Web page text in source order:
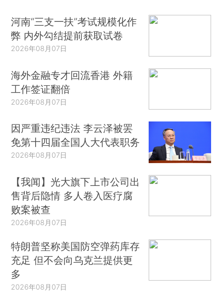
河南“三支一扶”考试规模化作
弊 内外勾结提前获取试卷
2026年08月07日
海外金融专才回流香港 外籍
工作签证翻倍
2026年08月07日
因严重违纪违法 李云泽被罢
免第十四届全国人大代表职务
2026年08月07日
【我闻】光大旗下上市公司出
售背后隐情 多人卷入医疗腐
败案被查
2026年08月07日
特朗普坚称美国防空弹药库存
充足 但不会向乌克兰提供更
多
2026年08月07日